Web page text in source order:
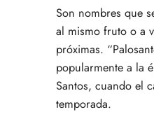
Son nombres que
al mismo fruto o a
próximas.
popularmente a la
Santos, cuando el
temporada.